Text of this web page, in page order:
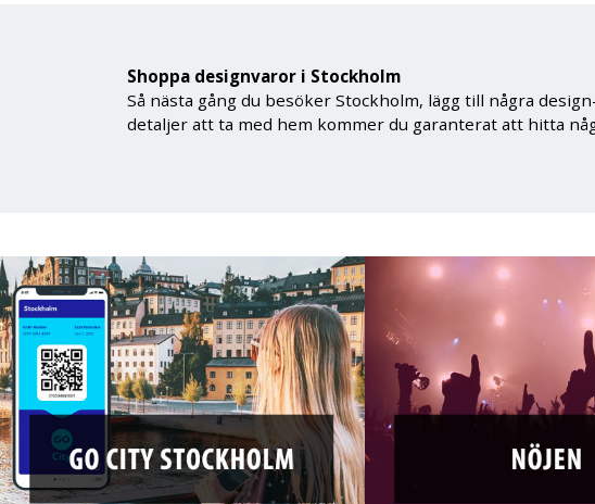
Shoppa designvaror i Stockholm
Så nästa gång du besöker Stockholm, lägg till några
detaljer att ta med hem kommer du garanterat att hitta